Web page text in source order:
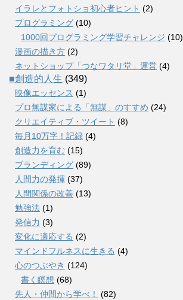
イラレとフォトショ初心者ヒント (2)
プログラミング (10)
1000回プログラミング学習チャレンジ (10)
漫画の描き方 (2)
ネットショップ「つなワタリ堂」運営 (4)
■創造的人生 (349)
映像エッセンス (1)
プロ無謀家による「無謀」のすすめ (24)
クリエイティブ・ツイート (8)
毎月10万字！記録 (4)
創造力を育む (15)
ブランディング (89)
人間力の発揮 (37)
人間関係の改善 (13)
勉強法 (1)
発信力 (3)
変化に適応する (2)
マインドフルネスに生きる (4)
心のつぶやき (124)
書く瞑想 (68)
先人・仲間から学べ！
(82)